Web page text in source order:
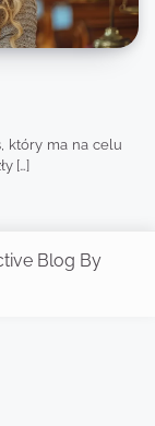
który ma na celu
[…]
Blog By